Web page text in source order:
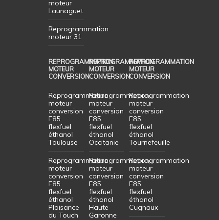
moteur
Launaguet
Reprogrammation
moteur 31
REPROGRAMMATION
MOTEUR
CONVERSION
Reprogrammation
moteur
conversion
E85
flexfuel
éthanol
Toulouse
Reprogrammation
moteur
conversion
E85
flexfuel
éthanol
Plaisance
du Touch
REPROGRAMMATION
MOTEUR
CONVERSION
Reprogrammation
moteur
conversion
E85
flexfuel
éthanol
Occitanie
Reprogrammation
moteur
conversion
E85
flexfuel
éthanol
Haute
Garonne
REPROGRAMMATION
MOTEUR
CONVERSION
Reprogrammation
moteur
conversion
E85
flexfuel
éthanol
Tournefeuille
Reprogrammation
moteur
conversion
E85
flexfuel
éthanol
Cugnaux